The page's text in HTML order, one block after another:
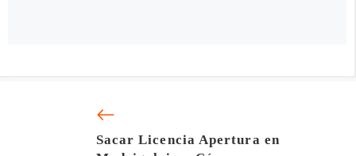
Sacar Licencia Apertura en